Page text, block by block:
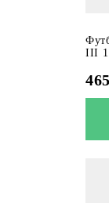
III
465